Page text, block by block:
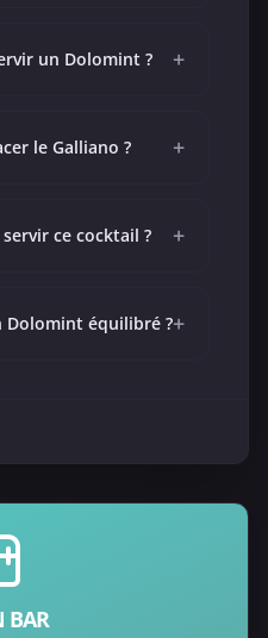
un Dolomint ? +
le Galliano ? +
ce cocktail ? +
Dolomint équilibré ?+
BAR